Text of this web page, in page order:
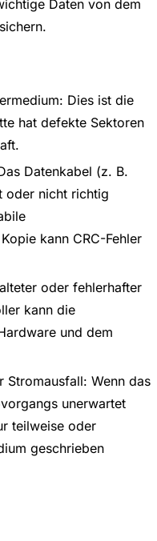
Daten von dem
Dies ist die
hat defekte Sektoren
Datenkabel (z. B.
oder nicht richtig
kann CRC-Fehler
oder fehlerhafter
kann die
und dem
Stromausfall: Wenn das
unerwartet
teilweise oder
geschrieben